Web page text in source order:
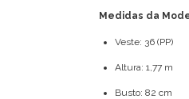
Medidas da
Veste: 36 (PP)
Altura: 1,77 m
Busto: 82 cm